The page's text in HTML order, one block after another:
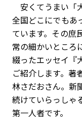
安くてうまい「
全国どこにでもあ
ています。その庶
常の細かいところ
綴ったエッセイ『
ご紹介します。著
林さだおさん。新
続けていらっしゃ
第一人者です。